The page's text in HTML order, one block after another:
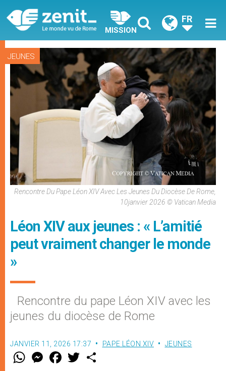
MISSION
FR
JEUNES
Rencontre Du Pape Léon XIV Avec Les Jeunes Du Diocèse De Rome,
10janvier 2026 © Vatican Media
Léon XIV aux jeunes : « L’amitié
peut vraiment changer le monde
»
Rencontre du pape Léon XIV avec les
jeunes du diocèse de Rome
JANVIER 11, 2026 17:37 PAPE LÉON XIV JEUNES
W M
e
F
a w